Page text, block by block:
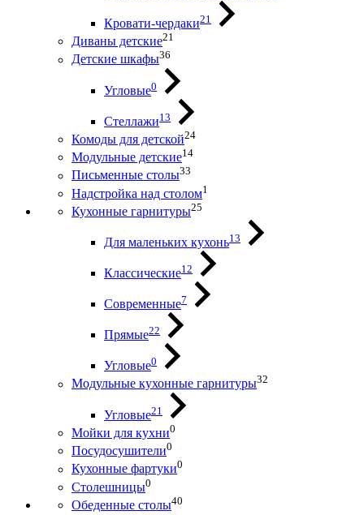
Кровати-чердаки21
Диваны детские21
Детские шкафы36
Угловые0
Стеллажи13
Комоды для детской24
Модульные детские14
Письменные столы33
Надстройка над столом1
Кухонные гарнитуры25
Для маленьких кухонь13
Классические12
Современные7
Прямые22
Угловые0
Модульные кухонные гарнитуры32
Угловые21
Мойки для кухни0
Посудосушители0
Кухонные фартуки0
Столешницы0
Обеденные столы40